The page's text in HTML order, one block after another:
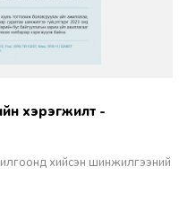
хийсэн шинжилгээний